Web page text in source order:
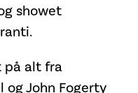
showet
på alt fra
og John Fogerty